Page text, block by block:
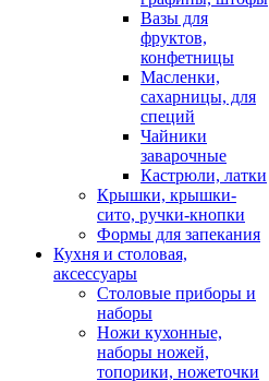
Вазы для
фруктов,
конфетницы
Масленки,
сахарницы, для
специй
Чайники
заварочные
Кастрюли, латки
Крышки, крышки-
сито, ручки-кнопки
Формы для запекания
Кухня и столовая,
аксессуары
Столовые приборы и
наборы
Ножи кухонные,
наборы ножей,
топорики, ножеточки